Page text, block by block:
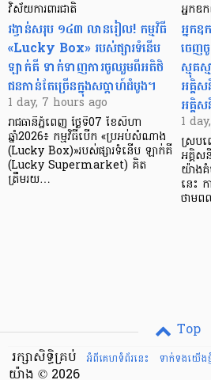
វិស័យការពារជាតិ
រង្វាន់សរុប ១៤៣ លានរៀល! កម្មវិធី
«Lucky Box» របស់ផ្សារទំនើប
ឡាក់គី ទាក់ទាញការចូលរួមពីអតិថិ
ជនកាន់តែច្រើនក្នុងសប្តាហ៍ដំបូង។
1 day, 7 hours ago
រាជធានីភ្នំពេញ ថ្ងៃទី07 ខែសីហា
ឆ្នាំ2026៖ កម្មវិធីបើក «ប្រអប់សំណាង
(Lucky Box)»របស់ផ្សារទំនើប ឡាក់គី
(Lucky Supermarket) គិត
ត្រឹមរយ…
អ្នកឧ
អ្នកឧ
ចេញ
ស្មុគស្
អគ្គិ
អគ្គិ
1
ស្របព
អគ្គិស
យ៉ាង
នេះ
ថាមព
Top
អំពីគេហទំព័រនេះ
ទាក់ទងយើងខ្
រក្សាសិទ្ធិគ្រប់
យ៉ាង © 2026